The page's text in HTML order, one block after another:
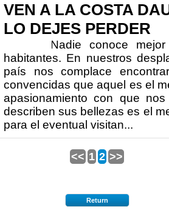
VEN A LA COSTA
LO DEJES PERDER
Nadie conoce mejor
habitantes. En nuestros
país nos complace
convencidas que aquel es el
apasionamiento con que
describen sus bellezas es el
para el eventual visitan...
<< 1 2 >>
Return